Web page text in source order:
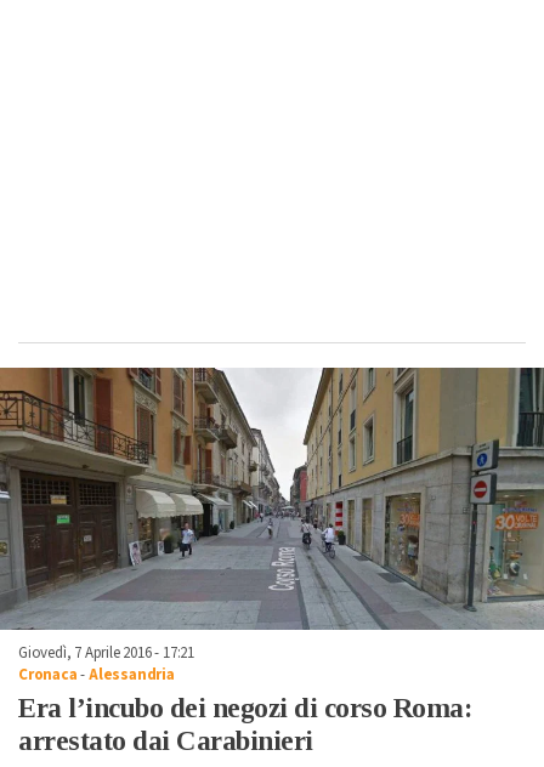
Giovedì, 7 Aprile 2016 - 17:21
Cronaca-Alessandria
Era l’incubo dei negozi di corso Roma:
arrestato dai Carabinieri